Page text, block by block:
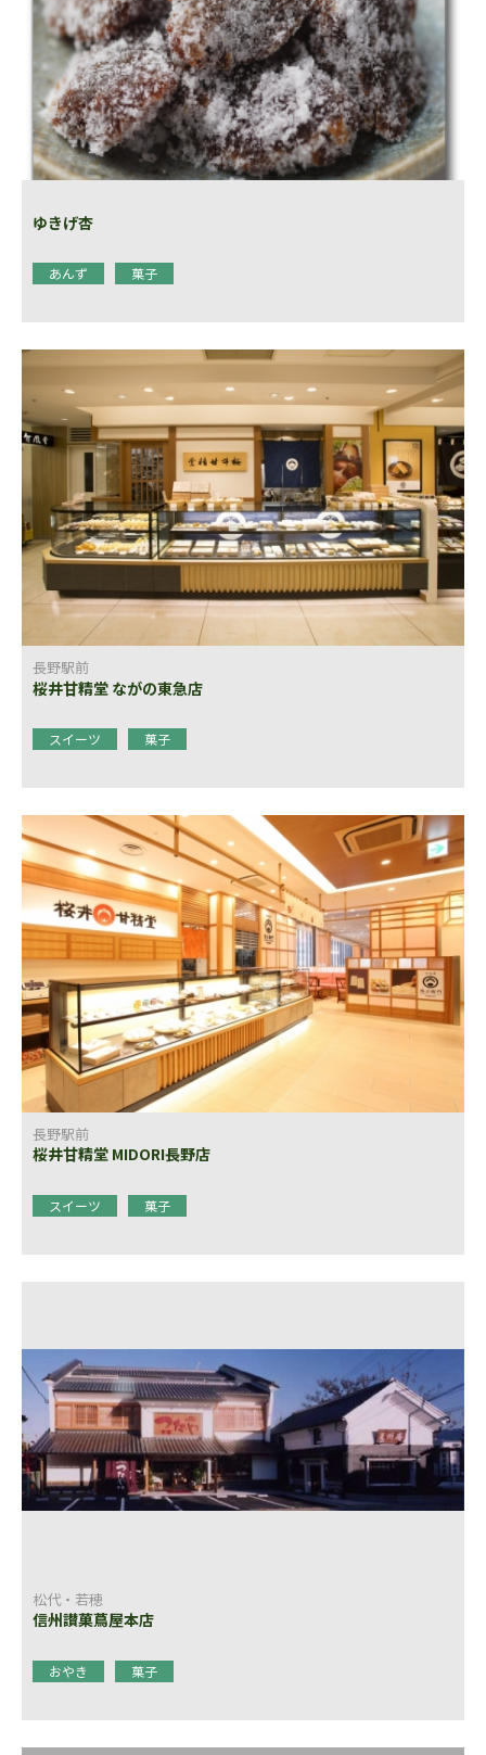
ゆきげ杏
あんず 菓子
長野駅前
桜井甘精堂 ながの東急店
スイーツ 菓子
長野駅前
桜井甘精堂 MIDORI長野店
スイーツ 菓子
松代・若穂
信州讃菓蔦屋本店
おやき 菓子